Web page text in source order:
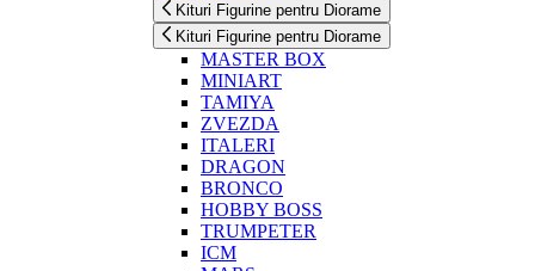
Kituri Figurine pentru Diorame
Kituri Figurine pentru Diorame
MASTER BOX
MINIART
TAMIYA
ZVEZDA
ITALERI
DRAGON
BRONCO
HOBBY BOSS
TRUMPETER
ICM